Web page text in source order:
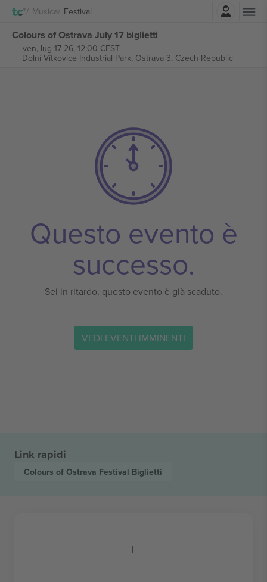
Musica Festival
Colours of Ostrava July 17 biglietti
ven, lug 17 26, 12:00 CEST
Dolní Vítkovice Industrial Park, Ostrava 3, Czech Republic
Questo evento è
successo.
Sei in ritardo, questo evento è già scaduto.
VEDI EVENTI IMMINENTI
Link rapidi
Colours of Ostrava Festival Biglietti